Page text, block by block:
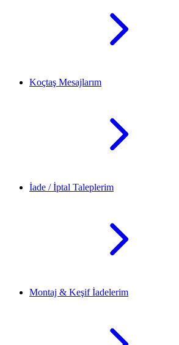
Koçtaş Mesajlarım
İade / İptal Taleplerim
Montaj & Keşif İadelerim